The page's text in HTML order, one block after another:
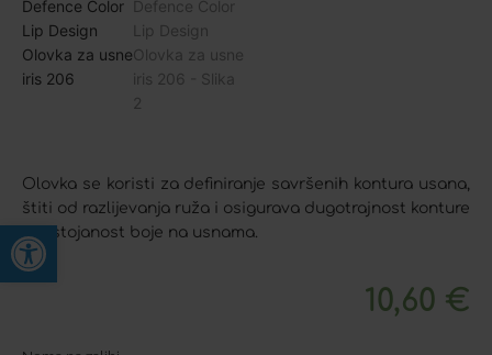
Open toolbar
Olovka se koristi za definiranje savršenih kontura usana,
štiti od razlijevanja ruža i osigurava dugotrajnost konture
i postojanost boje na usnama.
10,60 €